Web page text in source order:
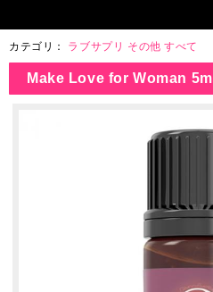
カテゴリ： ラブサプリ その他 すべて
Make Love for Woman 5ml